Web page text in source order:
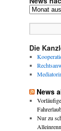
News
Die
News
Nur zu